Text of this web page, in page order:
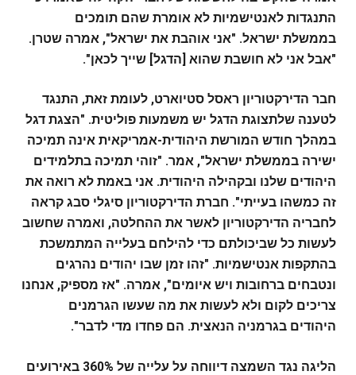
התנגדות לאנטישמיות לא אומרת שהם תומכים
בממשלת ישראל. "אני אוהבת את ישראל", אמרה שטרן.
"אבל אני לא חושבת שהוא [הדגל] שייך לכאן".
חבר הדירקטוריון ראסל סטיוארט, לעומת זאת, התנגד
לטענה שלתצוגת הדגל יש משמעות פוליטית. "הצגת דגל
במהלך חודש המורשת היהודית-אמריקאית אינה תמיכה
ישירה בממשלת ישראל", אמר. "זוהי תמיכה בתלמידים
היהודים שלנו ובקהילה היהודית. אני באמת לא רואה את
זה כמשהו בעייתי". חברת הדירקטוריון סיגלי סבג קראה
לחבריה הדירקטוריון לאשר את ההחלטה, ואמרה שחשוב
לעשות כל שביכולתם כדי להילחם בעלייה המתמשכת
בהתקפות אנטישמיות. "זהו זמן שבו יהודים נהרגים
ונטבחים ברחובות ויש איומים", אמרה. "אז מספיק, אנחנו
צריכים לקום ולא לעשות את מה שעשו הגרמנים
היהודים בגרמניה הנאצית. הם פחדו מדי לדבר".
הליגה נגד השמצה דיווחה על עלייה של 360% באירועים